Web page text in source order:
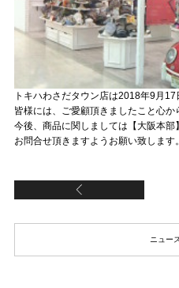
トキハわさだタウン店は2018年9月17
皆様には、ご愛顧頂きましたこと心か
今後、商品に関しましては【大阪本部
お問合せ頂きますようお願い致します。
【FC
ニュー